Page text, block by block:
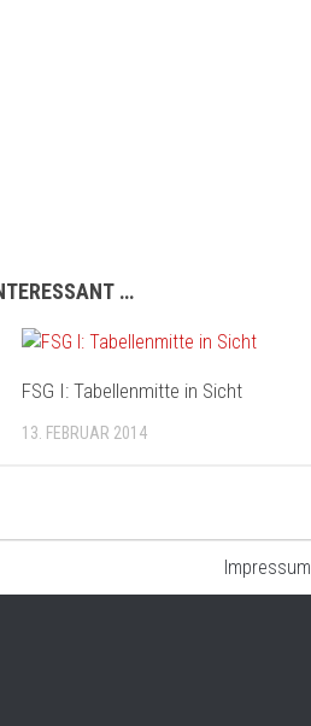
…
FSG I: Tabellenmitte in Sicht
13. FEBRUAR 2014
Impressum